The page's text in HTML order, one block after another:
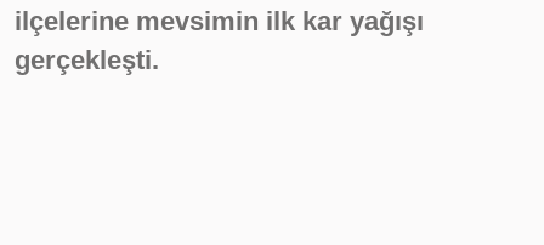
ilçelerine mevsimin ilk kar yağışı
gerçekleşti.